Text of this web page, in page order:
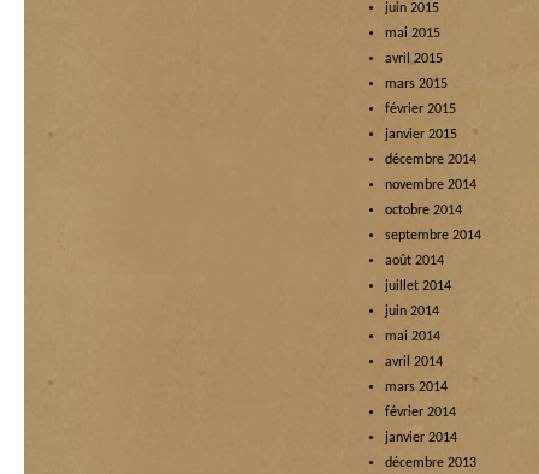
juin 2015
mai 2015
avril 2015
mars 2015
février 2015
janvier 2015
décembre 2014
novembre 2014
octobre 2014
septembre 2014
août 2014
juillet 2014
juin 2014
mai 2014
avril 2014
mars 2014
février 2014
janvier 2014
décembre 2013